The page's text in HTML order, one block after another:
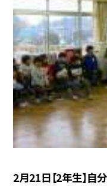
2月21日【2年生】自